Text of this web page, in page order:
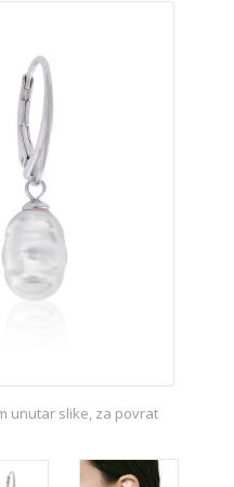
unutar slike, za povrat